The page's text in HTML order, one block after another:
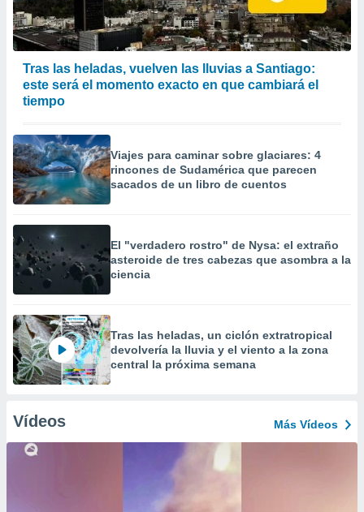
Tras las heladas, vuelven las lluvias a Santiago:
este será el momento exacto en que cambiará el
tiempo
Viajes para caminar sobre glaciares: 4
rincones de Sudamérica que parecen
sacados de un libro de cuentos
El "verdadero rostro" de Nysa: el extraño
asteroide de tres cabezas que asombra a la
ciencia
Tras las heladas, un ciclón extratropical
devolvería la lluvia y el viento a la zona
central la próxima semana
Vídeos Más Vídeos